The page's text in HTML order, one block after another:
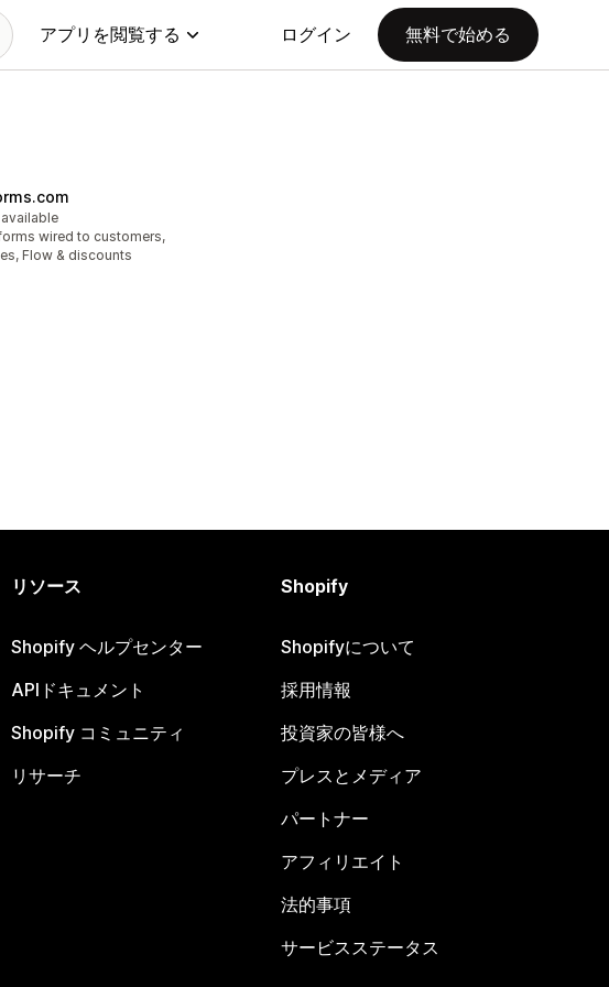
アプリを閲覧する ログイン 無料で始める
wired to customers,
Flow & discounts
リソース
Shopify ヘルプセンター
APIドキュメント
Shopify コミュニティ
リサーチ
Shopify
Shopifyについて
採用情報
投資家の皆様へ
プレスとメディア
パートナー
アフィリエイト
法的事項
サービスステータス